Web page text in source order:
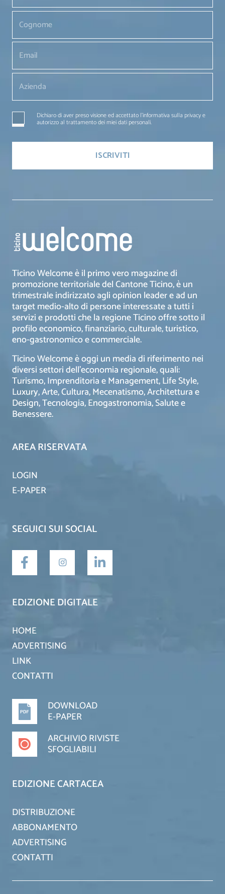
Dichiaro di aver preso visione ed accettato l'informativa sulla privacy e
autorizzo al trattamento dei miei dati personali.
Ticino Welcome è il primo vero magazine di
promozione territoriale del Cantone Ticino, è un
trimestrale indirizzato agli opinion leader e ad un
target medio-alto di persone interessate a tutti i
servizi e prodotti che la regione Ticino offre sotto il
profilo economico, finanziario, culturale, turistico,
eno-gastronomico e commerciale.
Ticino Welcome è oggi un media di riferimento nei
diversi settori dell’economia regionale, quali:
Turismo, Imprenditoria e Management, Life Style,
Luxury, Arte, Cultura, Mecenatismo, Architettura e
Design, Tecnologia, Enogastronomia, Salute e
Benessere.
AREA RISERVATA
LOGIN
E-PAPER
SEGUICI SUI SOCIAL
EDIZIONE DIGITALE
HOME
ADVERTISING
LINK
CONTATTI
DOWNLOAD
E-PAPER
ARCHIVIO RIVISTE
SFOGLIABILI
EDIZIONE CARTACEA
DISTRIBUZIONE
ABBONAMENTO
ADVERTISING
CONTATTI